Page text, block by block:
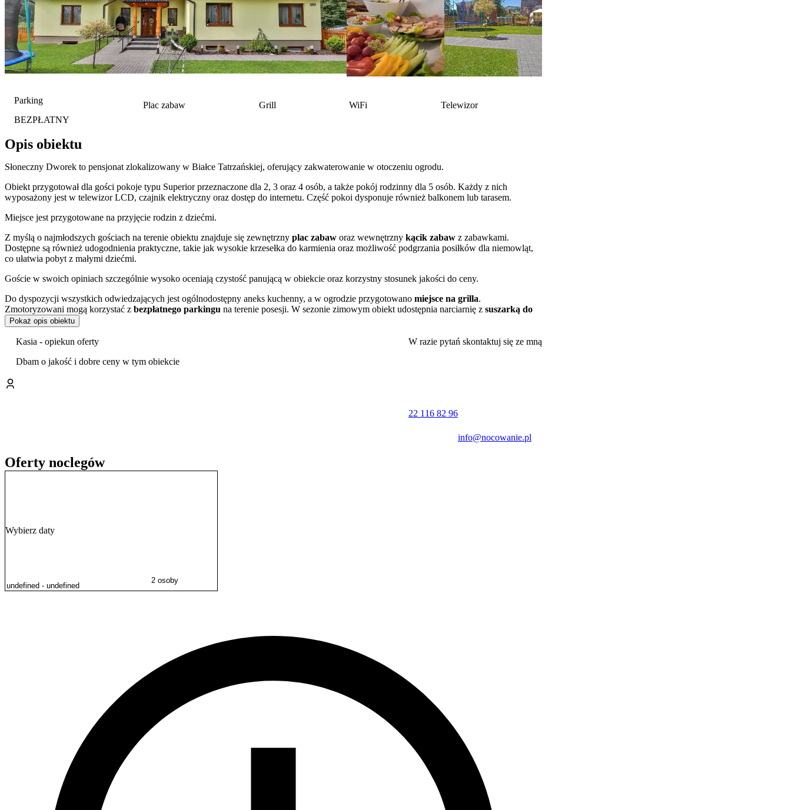
Parking
BEZPŁATNY
Plac zabaw Grill WiFi Telewizor
Opis obiektu
Słoneczny Dworek to pensjonat zlokalizowany w Białce Tatrzańskiej, oferujący zakwaterowanie w otoczeniu ogrodu.
Obiekt przygotował dla gości pokoje typu Superior przeznaczone dla 2, 3 oraz 4 osób, a także pokój rodzinny dla 5 osób. Każdy z nich
wyposażony jest w telewizor LCD, czajnik elektryczny oraz dostęp do internetu. Część pokoi dysponuje również balkonem lub tarasem.
Miejsce jest przygotowane na przyjęcie rodzin z dziećmi.
Z myślą o najmłodszych gościach na terenie obiektu znajduje się zewnętrzny plac zabaw oraz wewnętrzny kącik zabaw z zabawkami.
Dostępne są również udogodnienia praktyczne, takie jak wysokie krzesełka do karmienia oraz możliwość podgrzania posiłków dla niemowląt,
co ułatwia pobyt z małymi dziećmi.
Goście w swoich opiniach szczególnie wysoko oceniają czystość panującą w obiekcie oraz korzystny stosunek jakości do ceny.
Do dyspozycji wszystkich odwiedzających jest ogólnodostępny aneks kuchenny, a w ogrodzie przygotowano miejsce na grilla.
Zmotoryzowani mogą korzystać z bezpłatnego parkingu na terenie posesji. W sezonie zimowym obiekt udostępnia narciarnię z suszarką do
butóworaz wypożyczalnię sprzętu narciarskiego.
Pensjonat położony jest w dogodnej lokalizacji, która stanowi dobrą bazę wypadową do zwiedzania atrakcji Białki Tatrzańskiej. W niewielkiej
wypoczynku na świeżym powietrzu, na przykład podczas wizyty w rezerwacie przyrody Przełom Białki. Zimą dodatkową atrakcją może być
Doba hotelowa rozpoczyna się o godzinie 16:00 i trwa do 11:00 dnia następnego. Płatności za pobyt można dokonać gotówką lub przelewem.
Pokaż opis obiektu
Kasia - opiekun oferty
Dbam o jakość i dobre ceny w tym obiekcie
W razie pytań skontaktuj się ze mną
22 116 82 96
info@nocowanie.pl
Oferty noclegów
Wybierz daty
2 osoby